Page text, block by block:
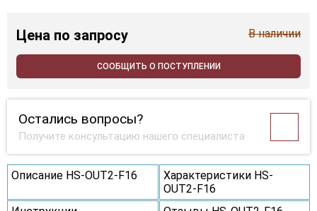
Цена по запросу В наличии
СООБЩИТЬ О ПОСТУПЛЕНИИ
Остались вопросы?
Получите консультацию нашего специалиста
Описание HS-OUT2-F16
Характеристики HS-
OUT2-F16